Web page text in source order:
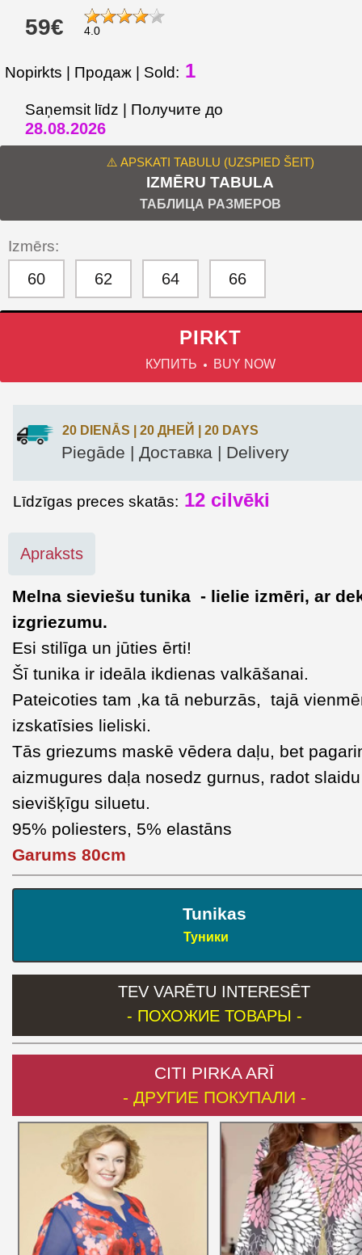
59€ 4.0
Nopirkts | Продаж | Sold: 1
Saņemsit līdz | Получите до
28.08.2026
⚠️ APSKATI TABULU (UZSPIED ŠEIT)
IZMĒRU TABULA
ТАБЛИЦА РАЗМЕРОВ
Izmērs:
60 62 64 66
PIRKT
КУПИТЬ BUY NOW
20 DIENĀS | 20 ДНЕЙ | 20 DAYS
Piegāde | Доставка | Delivery
Līdzīgas preces skatās: 12 cilvēki
Apraksts
Melna sieviešu tunika - lielie izmēri, ar
izgriezumu.
Esi stilīga un jūties ērti!
Šī tunika ir ideāla ikdienas valkāšanai.
Pateicoties tam ,ka tā neburzās, tajā
izskatīsies lieliski.
Tās griezums maskē vēdera daļu, bet
aizmugures daļa nosedz gurnus, radot
sievišķīgu siluetu.
95% poliesters, 5% elastāns
Garums 80cm
Tunikas
Туники
TEV VARĒTU INTERESĒT
- ПОХОЖИЕ ТОВАРЫ -
CITI PIRKA ARĪ
- ДРУГИЕ ПОКУПАЛИ -